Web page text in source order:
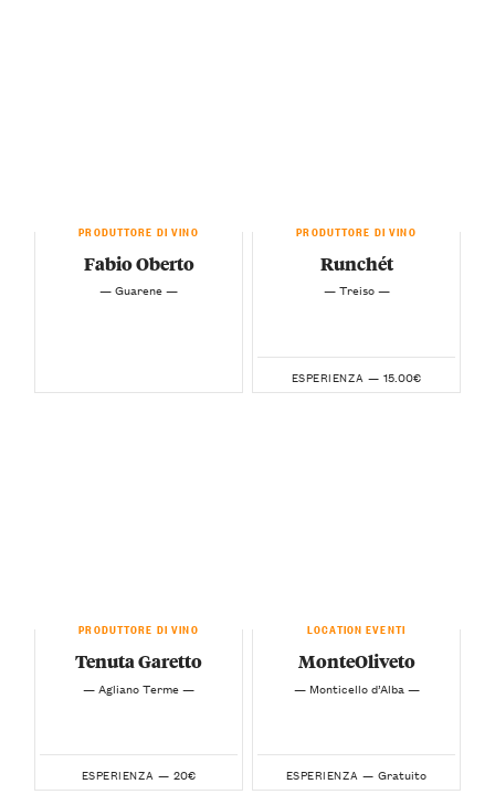
PRODUTTORE DI VINO
Fabio Oberto
— Guarene —
PRODUTTORE DI VINO
Runchét
— Treiso —
ESPERIENZA — 15.00€
PRODUTTORE DI VINO
Tenuta Garetto
— Agliano Terme —
ESPERIENZA — 20€
LOCATION EVENTI
MonteOliveto
— Monticello d’Alba —
ESPERIENZA — Gratuito